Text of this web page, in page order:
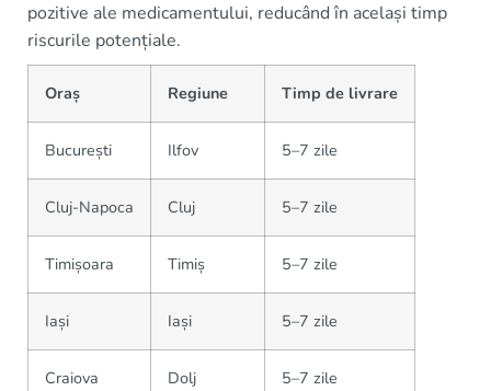
pozitive ale medicamentului, reducând în același timp
riscurile potențiale.
Oraș Regiune Timp de livrare
București Ilfov 5–7 zile
Cluj-Napoca Cluj 5–7 zile
Timișoara Timiș 5–7 zile
Iași Iași 5–7 zile
Craiova Dolj 5–7 zile